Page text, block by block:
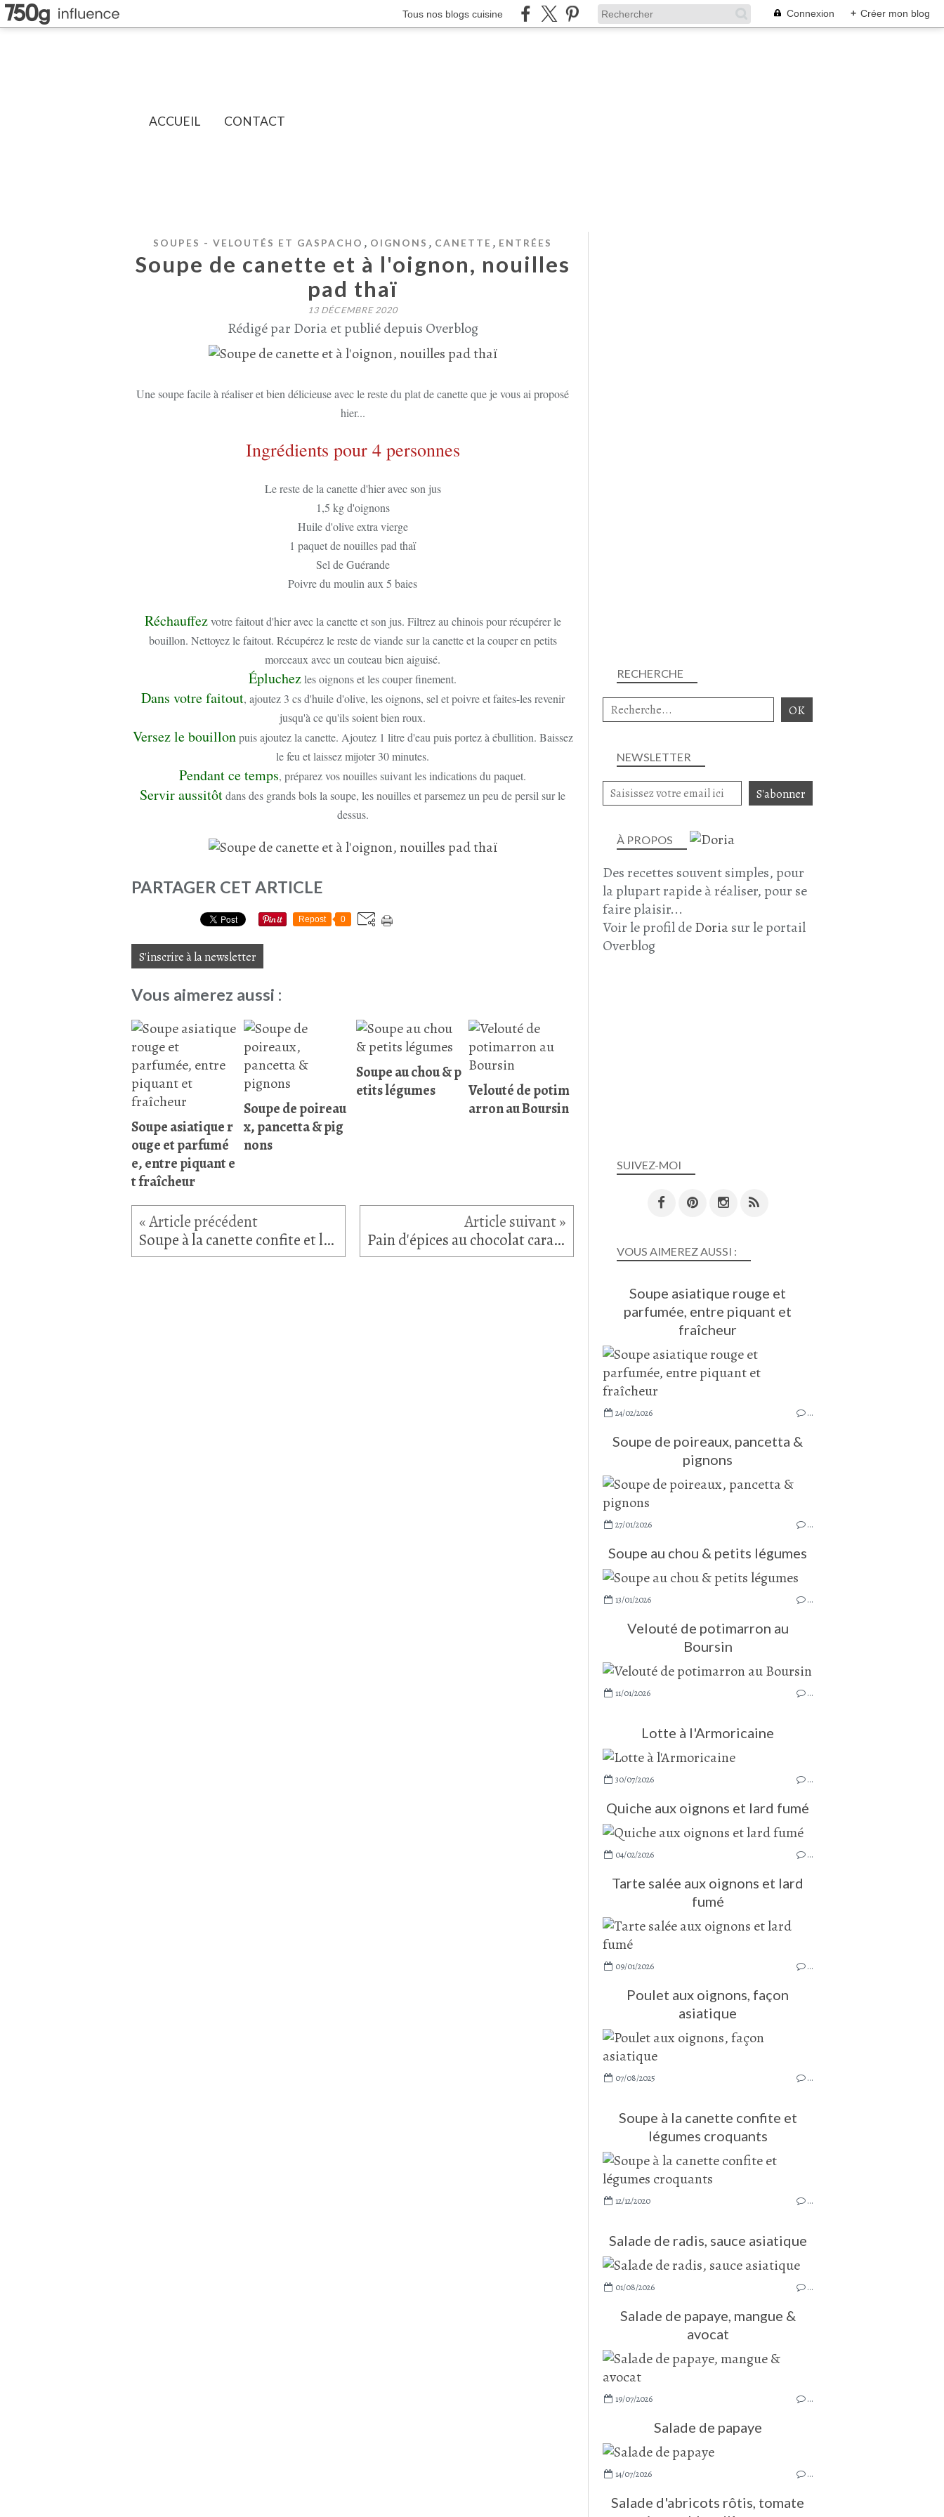
Tous nos blogs cuisine Connexion + Créer mon blog
ACCUEIL CONTACT
SOUPES - VELOUTÉS ET GASPACHO , OIGNONS , CANETTE , ENTRÉES
Soupe de canette et à l'oignon, nouilles
pad thaï
13 DÉCEMBRE 2020
Rédigé par Doria et publié depuis Overblog
Une soupe facile à réaliser et bien délicieuse avec le reste du plat de canette que je vous ai proposé
hier...
Ingrédients pour 4 personnes
Le reste de la canette d'hier avec son jus
1,5 kg d'oignons
Huile d'olive extra vierge
1 paquet de nouilles pad thaï
Sel de Guérande
Poivre du moulin aux 5 baies
Réchauffezvotre faitout d'hier avec la canette et son jus. Filtrez au chinois pour récupérer le
bouillon. Nettoyez le faitout. Récupérez le reste de viande sur la canette et la couper en petits
morceaux avec un couteau bien aiguisé.
Épluchezles oignons et les couper finement.
Dans votre faitout, ajoutez 3 cs d'huile d'olive, les oignons, sel et poivre et faites-les revenir
jusqu'à ce qu'ils soient bien roux.
Versez le bouillon puis ajoutez la canette. Ajoutez 1 litre d'eau puis portez à ébullition. Baissez
le feu et laissez mijoter 30 minutes.
Pendant ce temps, préparez vos nouilles suivant les indications du paquet.
Servir aussitôtdans des grands bols la soupe, les nouilles et parsemez un peu de persil sur le
dessus.
PARTAGER CET ARTICLE
Repost 0
S'inscrire à la newsletter
Vous aimerez aussi :
Soupe asiatique r
ouge et parfumé
e, entre piquant e
t fraîcheur
Soupe de poireau
x, pancetta & pig
nons
Soupe au chou & p
etits légumes
Velouté de potim
arron au Boursin
Soupe à la canette confite et légumes croquants Pain d'épices au chocolat caramel
NEWSLETTER
SUIVEZ-MOI
RECHERCHE
À PROPOS
Des recettes souvent simples, pour
la plupart rapide à réaliser, pour se
faire plaisir...
Voir le profil deDoriasur le portail
Overblog
VOUS AIMEREZ AUSSI :
Soupe asiatique rouge et
parfumée, entre piquant et
fraîcheur
24/02/2026 …
Soupe de poireaux, pancetta &
pignons
27/01/2026 …
Soupe au chou & petits légumes
13/01/2026 …
Velouté de potimarron au
Boursin
11/01/2026 …
Lotte à l'Armoricaine
30/07/2026 …
Quiche aux oignons et lard fumé
04/02/2026 …
Tarte salée aux oignons et lard
fumé
09/01/2026 …
Poulet aux oignons, façon
asiatique
07/08/2025 …
Soupe à la canette confite et
légumes croquants
12/12/2020 …
Salade de radis, sauce asiatique
01/08/2026 …
Salade de papaye, mangue &
avocat
19/07/2026 …
Salade de papaye
14/07/2026 …
Salade d'abricots rôtis, tomate